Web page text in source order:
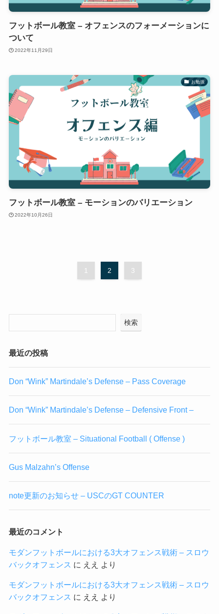
フットボール教室 – オフェンスのフォーメーションに
ついて
2022年11月29日
お勉強
フットボール教室 – モーションのバリエーション
2022年10月26日
1 2 3
検索
最近の投稿
Don “Wink” Martindale’s Defense – Pass Coverage
Don “Wink” Martindale’s Defense – Defensive Front –
フットボール教室 – Situational Football ( Offense )
Gus Malzahn’s Offense
note更新のお知らせ – USCのGT COUNTER
最近のコメント
モダンフットボールにおける3大オフェンス戦術 – スロウ
バックオフェンス に ええ より
モダンフットボールにおける3大オフェンス戦術 – スロウ
バックオフェンス に ええ より